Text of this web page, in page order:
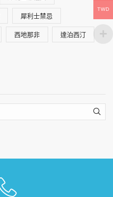
犀利士禁忌
西地那非 達泊西汀
TWD